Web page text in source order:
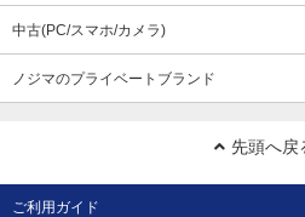
中古(PC/スマホ/カメラ)
ノジマのプライベートブランド
先頭へ戻
ご利用ガイド